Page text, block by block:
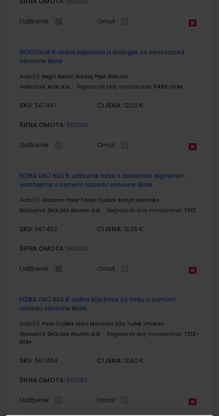
Udžbenik Omot
BIOLOGIJA 8; radna bilježnica iz biologije za osmi razred
osnovne škole
Autor(i): Begić Bastić Madaj Prpić Bakarić
Nakladnik: ALFA d.d. Registarski broj ministarstva: 6480-DOM
SKU: 567441 CIJENA: 12,00 €
ŠIFRA OMOTA: 500160
Udžbenik Omot
FIZIKA OKO NAS 8; udžbenik fizike s dodatnim digitalnim
sadržajima u osmom razredu osnovne škole
Autor(i): Vladimir Paar Tanja Ćulibrk Sanja Martinko
Nakladnik: ŠKOLSKA KNJIGA d.d. Registarski broj ministarstva: 7012
SKU: 567453 CIJENA: 13,03 €
ŠIFRA OMOTA: 500163
Udžbenik Omot
FIZIKA OKO NAS 8; radna bilježnica za fiziku u osmom
razredu osnovne škole
Autor(i): Paar Ćulibrk Klaić Martinko Sila Tušek Vrhovec
Nakladnik: ŠKOLSKA KNJIGA d.d. Registarski broj ministarstva: 7012-
DOM
SKU: 567454 CIJENA: 13,60 €
ŠIFRA OMOTA: 500163
Udžbenik Omot